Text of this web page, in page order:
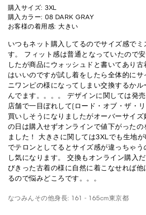
購入サイズ: 3XL
購入カラー: 08 DARK GRAY
お客様の着用感: 大きい
いつもネット購入してるのでサイズ感でミ
す。 フィット感は普通となっていたので
したが商品にウォッシュドと書いてあり古
はいいのですが試し着をしたら全体的にサ
ニワンピの様になってしまい交換するか
んでます。。。。 デザインに関しては発
店舗で一目ぼれして(ロード・オブ・ザ・
買いしそうになりましたがオーバーサイ
の日は購入せずオンラインで値下がったの
ました！ 大きさに関しては3XLでも生地
でテロンとしてるとサイズ感が違っちゃ
し気になります。 交換もオンライン購入
びきった古着の様に自然に着こなせれば他
るので悩みどころです。。。
なつみん その他身長: 161 - 165cm東京都